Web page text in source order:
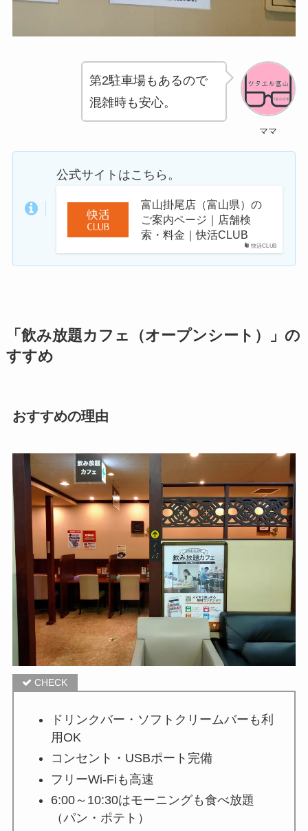
ママ
第2駐車場もあるので
混雑時も安心。
公式サイトはこちら。
快活CLUB
富山掛尾店（富山県）の
ご案内ページ｜店舗検
索・料金｜快活CLUB
「飲み放題カフェ（オープンシート）」の
すすめ
おすすめの理由
ドリンクバー・ソフトクリームバーも利
用OK
コンセント・USBポート完備
フリーWi-Fiも高速
6:00～10:30はモーニングも食べ放題
（パン・ポテト）